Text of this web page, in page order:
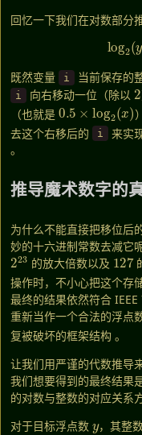
回忆一下我们在对数部分
log2
既然变量 i 当前保存的
i 向右移动一位（除以
2
（也就是
0.5 log2(x)
）
去这个右移后的
i
来实
。
推导魔术数字的
为什么不能直接把移位后
妙的十六进制常数去减它
223
的放大倍数以及
127
操作时，不小心把这个存
最终的结果依然符合
重新当作一个合法的浮点
复被破坏的框架结构 。
让我们用严谨的代数推导
我们想要得到的最终结果
的对数与整数的对应关系方
对于目标浮点数
，其整